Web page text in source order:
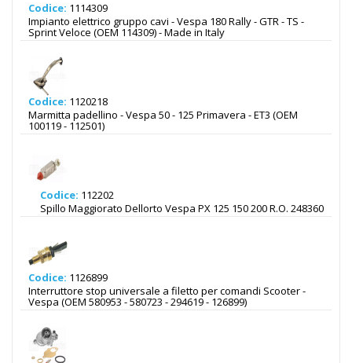
Codice: 1114309
Impianto elettrico gruppo cavi - Vespa 180 Rally - GTR - TS -
Sprint Veloce (OEM 114309) - Made in Italy
Codice: 1120218
Marmitta padellino - Vespa 50 - 125 Primavera - ET3 (OEM
100119 - 112501)
Codice: 112202
Spillo Maggiorato Dellorto Vespa PX 125 150 200 R.O. 248360
Codice: 1126899
Interruttore stop universale a filetto per comandi Scooter -
Vespa (OEM 580953 - 580723 - 294619 - 126899)